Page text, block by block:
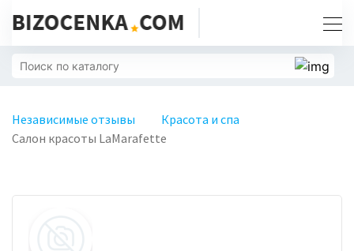
Независимые отзывы
Красота и спа
Салон красоты LaMarafette